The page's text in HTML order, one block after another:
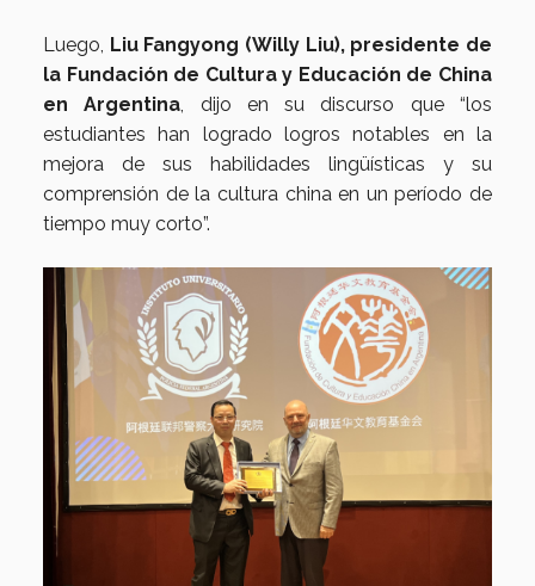
Luego, Liu Fangyong (Willy Liu), presidente de
la Fundación de Cultura y Educación de China
en Argentina, dijo en su discurso que “los
estudiantes han logrado logros notables en la
mejora de sus habilidades lingüísticas y su
comprensión de la cultura china en un período de
tiempo muy corto”.